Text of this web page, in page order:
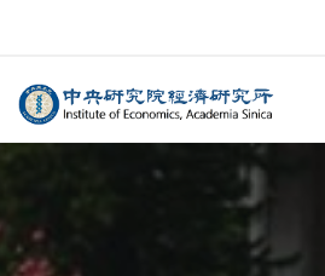
中央研究院經